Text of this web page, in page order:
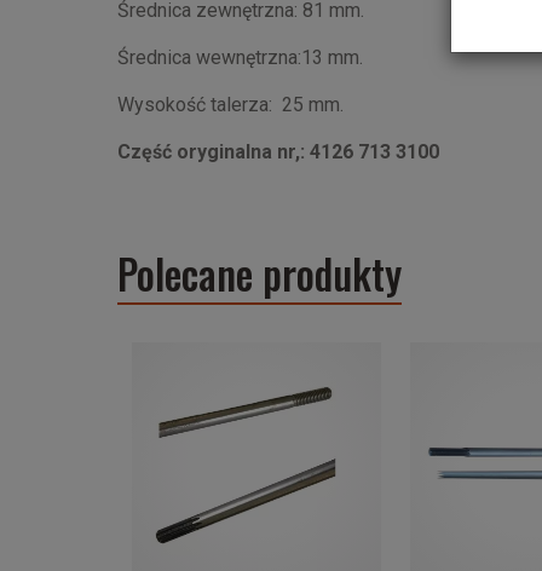
Średnica zewnętrzna: 81 mm.
Średnica wewnętrzna:13 mm.
Wysokość talerza: 25 mm.
Część oryginalna nr,: 4126 713 3100
Polecane produkty